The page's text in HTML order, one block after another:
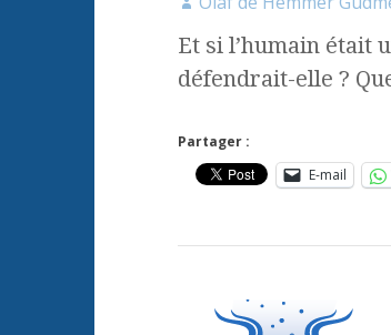
Et si l’humain était
défendrait-elle ?
Partager :
E-mail